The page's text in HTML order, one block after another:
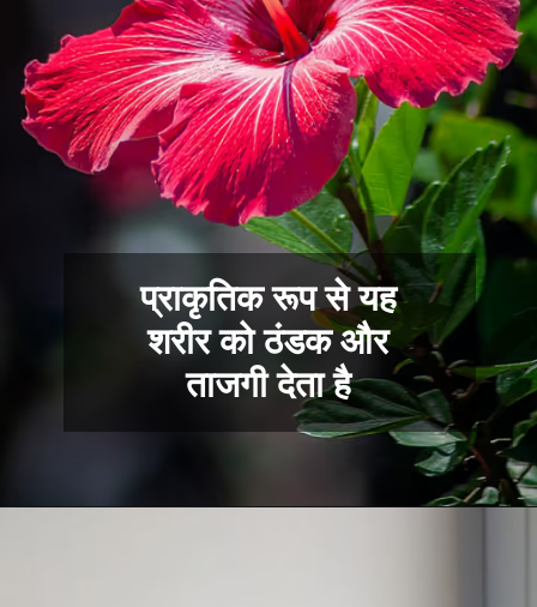
प्राकृतिक रूप से यह
शरीर को ठंडक और
ताजगी देता है